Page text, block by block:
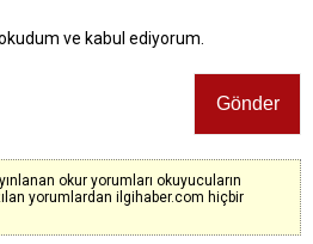
ve kabul ediyorum.
okur yorumları okuyucuların
yorumlardan ilgihaber.com hiçbir